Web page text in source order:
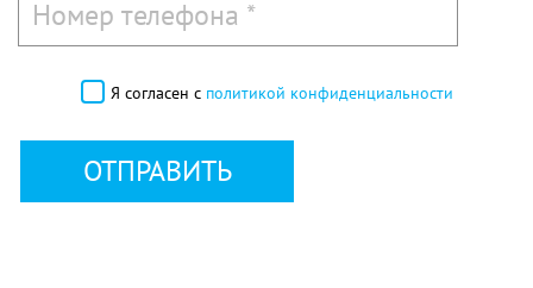
Я согласен с политикой конфиденциальности
ОТПРАВИТЬ